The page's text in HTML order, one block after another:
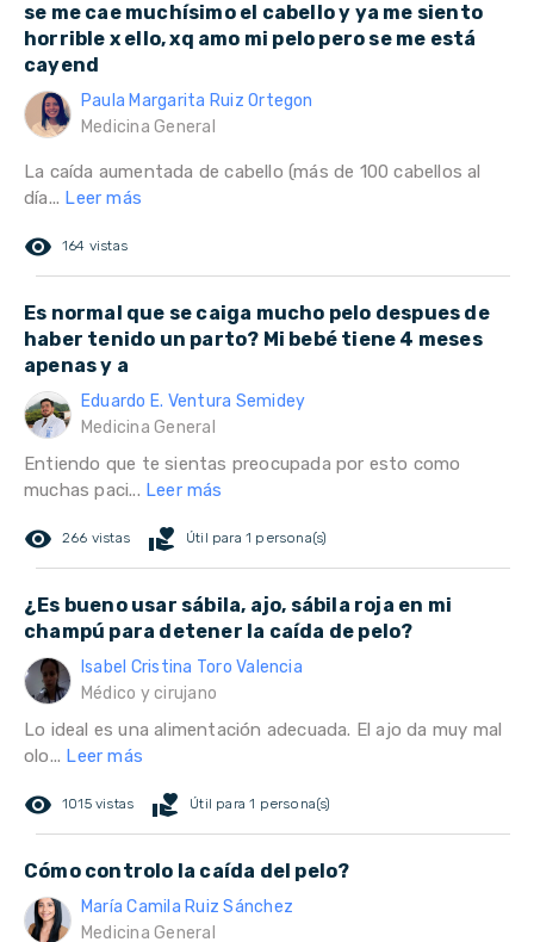
se me cae muchísimo el cabello y ya me siento
horrible x ello, xq amo mi pelo pero se me está
cayend
Paula Margarita Ruiz Ortegon
Medicina General
La caída aumentada de cabello (más de 100 cabellos al
día... Leer más
remove_red_eye 164 vistas
Es normal que se caiga mucho pelo despues de
haber tenido un parto? Mi bebé tiene 4 meses
apenas y a
Eduardo E. Ventura Semidey
Medicina General
Entiendo que te sientas preocupada por esto como
muchas paci... Leer más
remove_red_eye 266 vistas volunteer_activism Útil para 1 persona(s)
¿Es bueno usar sábila, ajo, sábila roja en mi
champú para detener la caída de pelo?
Isabel Cristina Toro Valencia
Médico y cirujano
Lo ideal es una alimentación adecuada. El ajo da muy mal
olo... Leer más
remove_red_eye 1015 vistas volunteer_activism Útil para 1 persona(s)
Cómo controlo la caída del pelo?
María Camila Ruiz Sánchez
Medicina General